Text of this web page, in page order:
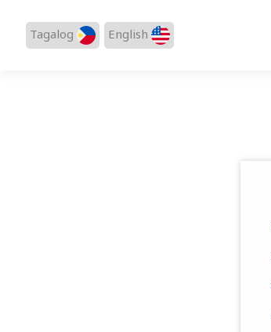
English
Tagalog